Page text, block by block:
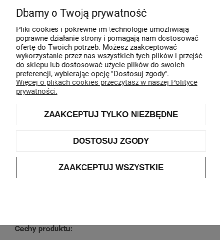
DO KOSZYKA
dodaj do przechowalni
*- Pole wymagane
Kod produktu:
14301-Z401
Cechy produktu:
Dbamy o Twoją prywatność
Pliki cookies i pokrewne im technologie umożliwiają
poprawne działanie strony i pomagają nam dostosować
ofertę do Twoich potrzeb. Możesz zaakceptować
wykorzystanie przez nas wszystkich tych plików i przejść
do sklepu lub dostosować użycie plików do swoich
preferencji, wybierając opcję "Dostosuj zgody".
Więcej o plikach cookies przeczytasz w naszej Polityce
prywatności.
ZAAKCEPTUJ TYLKO NIEZBĘDNE
DOSTOSUJ ZGODY
ZAAKCEPTUJ WSZYSTKIE